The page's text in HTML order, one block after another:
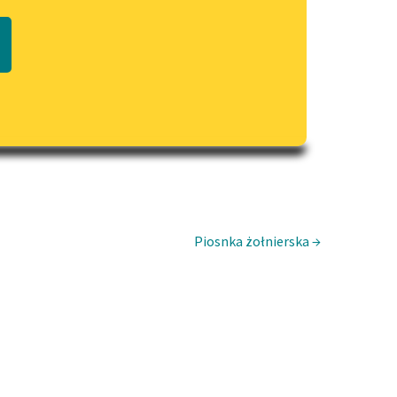
PDF
wrażliwych
Piosnka żołnierska →